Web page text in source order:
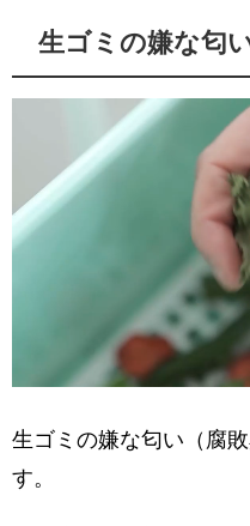
生ゴミの嫌な匂
生ゴミの嫌な匂い（腐
す。